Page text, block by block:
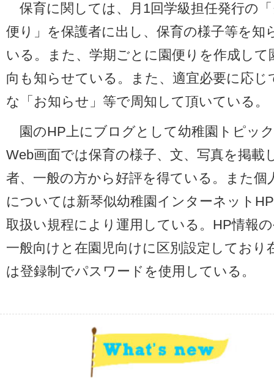
保育に関しては、月1回学級担任発行の
便り」を保護者に出し、保育の様子等を知
いる。また、学期ごとに園便りを作成して
向も知らせている。また、適宜必要に応じ
な「お知らせ」等で周知して頂いている。
園のHP上にブログとして幼稚園トピッ
Web画面では保育の様子、文、写真を掲載
者、一般の方から好評を得ている。また個
については新琴似幼稚園インターネット
取扱い規程により運用している。HP情報
一般向けと在園児向けに区別設定しており
は登録制でパスワードを使用している。